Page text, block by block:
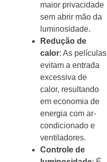
maior privacidade
sem abrir mão da
luminosidade.
Redução de
calor: As películas
evitam a entrada
excessiva de
calor, resultando
em economia de
energia com ar-
condicionado e
ventiladores.
Controle de